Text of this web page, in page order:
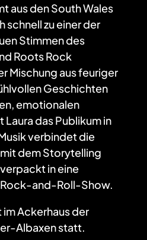
aus den South Wales
schnell zu einer der
Stimmen des
Roots Rock
Mischung aus feuriger
Geschichten
emotionalen
das Publikum in
verbindet die
dem Storytelling
in eine
and-Roll-Show.
Ackerhaus der
Albaxen statt.